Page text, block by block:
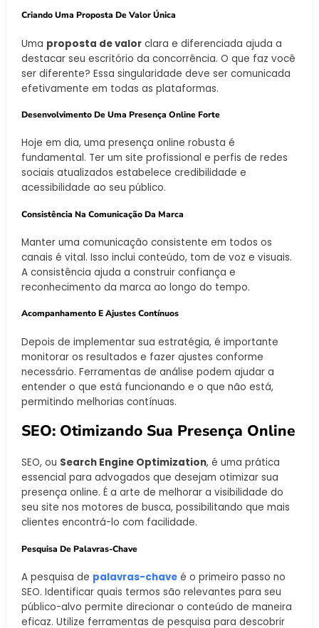
Criando Uma Proposta De Valor Única
Uma proposta de valor clara e diferenciada ajuda a
destacar seu escritório da concorrência. O que faz você
ser diferente? Essa singularidade deve ser comunicada
efetivamente em todas as plataformas.
Desenvolvimento De Uma Presença Online Forte
Hoje em dia, uma presença online robusta é
fundamental. Ter um site profissional e perfis de redes
sociais atualizados estabelece credibilidade e
acessibilidade ao seu público.
Consistência Na Comunicação Da Marca
Manter uma comunicação consistente em todos os
canais é vital. Isso inclui conteúdo, tom de voz e visuais.
A consistência ajuda a construir confiança e
reconhecimento da marca ao longo do tempo.
Acompanhamento E Ajustes Contínuos
Depois de implementar sua estratégia, é importante
monitorar os resultados e fazer ajustes conforme
necessário. Ferramentas de análise podem ajudar a
entender o que está funcionando e o que não está,
permitindo melhorias contínuas.
SEO: Otimizando Sua Presença Online
SEO, ou Search Engine Optimization, é uma prática
essencial para advogados que desejam otimizar sua
presença online. É a arte de melhorar a visibilidade do
seu site nos motores de busca, possibilitando que mais
clientes encontrá-lo com facilidade.
Pesquisa De Palavras-Chave
A pesquisa de palavras-chave é o primeiro passo no
SEO. Identificar quais termos são relevantes para seu
público-alvo permite direcionar o conteúdo de maneira
eficaz. Utilize ferramentas de pesquisa para descobrir